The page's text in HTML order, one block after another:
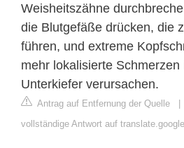
Weisheitszähne
die Blutgefäße drücken, die
führen, und extreme
mehr lokalisierte Schmerzen
Unterkiefer verursachen.
Antrag auf Entfernung der Quelle |
vollständige Antwort auf